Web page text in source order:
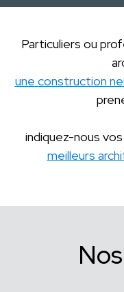
Particuliers ou
une construction
indiquez-nous
meilleurs